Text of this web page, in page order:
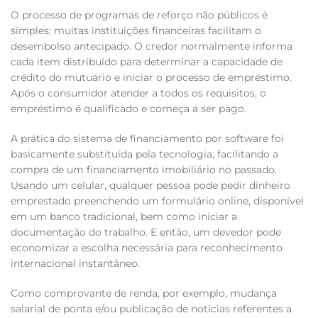
O processo de programas de reforço não públicos é
simples; muitas instituições financeiras facilitam o
desembolso antecipado. O credor normalmente informa
cada item distribuído para determinar a capacidade de
crédito do mutuário e iniciar o processo de empréstimo.
Após o consumidor atender a todos os requisitos, o
empréstimo é qualificado e começa a ser pago.
A prática do sistema de financiamento por software foi
basicamente substituída pela tecnologia, facilitando a
compra de um financiamento imobiliário no passado.
Usando um celular, qualquer pessoa pode pedir dinheiro
emprestado preenchendo um formulário online, disponível
em um banco tradicional, bem como iniciar a
documentação do trabalho. E então, um devedor pode
economizar a escolha necessária para reconhecimento
internacional instantâneo.
Como comprovante de renda, por exemplo, mudança
salarial de ponta e/ou publicação de notícias referentes a